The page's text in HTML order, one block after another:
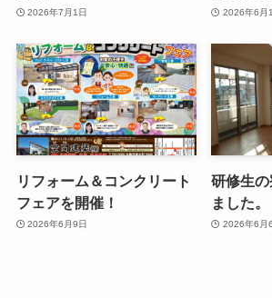
2026年7月1日 2026年6月
リフォーム＆コンクリート
フェアを開催！
2026年6月9日
研修生
ました。
2026年6月